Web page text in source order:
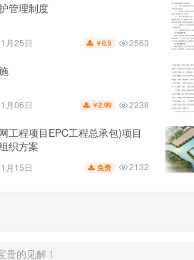
管理制度
月25日 ￥0.5 2563
月06日 ￥2.99 2238
工程项目EPC工程总承包)项目
织方案
月15日 免费 2132